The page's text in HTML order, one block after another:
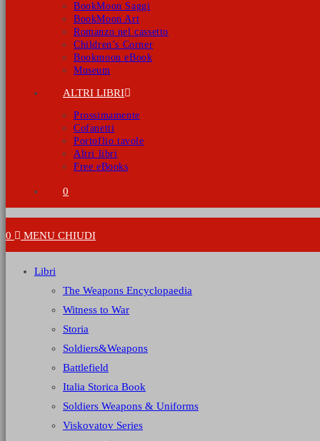
BookMoon Saggi
BookMoon Art
Romanzo nel cassetto
Children’s Corner
Bookmoon eBook
Museum
ALTRI LIBRI
Prossimamente
Cofanetti
Portoflio tavole
Altri libri
Free eBooks
0
0 MENU CHIUDI
Libri
The Weapons Encyclopaedia
Witness to War
Storia
Soldiers&Weapons
Battlefield
Italia Storica Book
Soldiers Weapons & Uniforms
Viskovatov Series